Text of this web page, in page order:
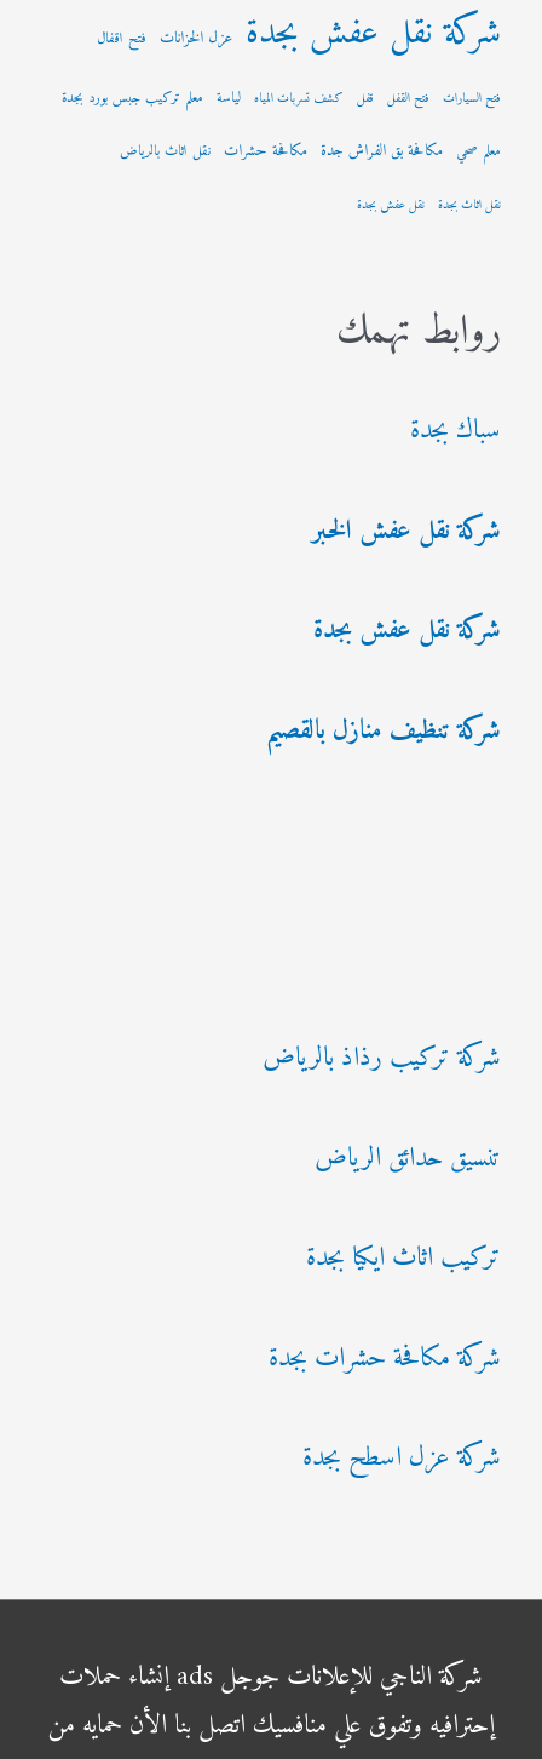
شركة نقل عفش بجدة عزل الخزانات فتح اقفال
فتح السيارات فتح القفل قفل كشف تسربات المياه لياسة معلم تركيب جبس بورد بجدة
معلم صحي مكافحة بق الفراش جدة مكافحة حشرات نقل اثاث بالرياض
نقل اثاث بجدة نقل عفش بجدة
روابط تهمك
سباك بجدة
شركة نقل عفش الخبر
شركة نقل عفش بجدة
شركة تنظيف منازل بالقصيم
شركة تركيب رذاذ بالرياض
تنسيق حدائق الرياض
تركيب اثاث ايكيا بجدة
شركة مكافحة حشرات بجدة
شركة عزل اسطح بجدة
شركة الناجي للإعلانات جوجل ads إنشاء حملات
إحترافيه وتفوق علي منافسيك اتصل بنا الأن حمايه من